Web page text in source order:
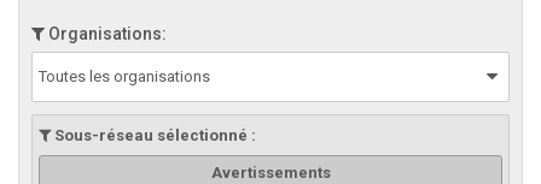
Organisations:
Toutes les organisations
Sous-réseau sélectionné :
Avertissements